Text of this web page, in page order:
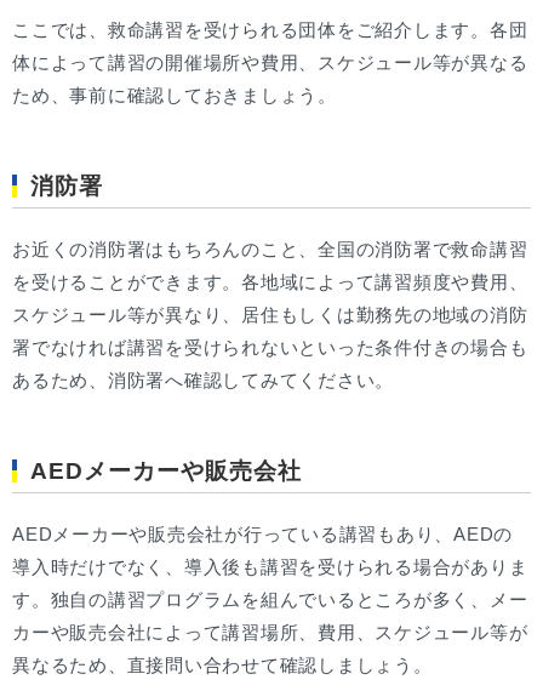
ここでは、救命講習を受けられる団体をご紹介します。各団
体によって講習の開催場所や費用、スケジュール等が異なる
ため、事前に確認しておきましょう。
消防署
お近くの消防署はもちろんのこと、全国の消防署で救命講習
を受けることができます。各地域によって講習頻度や費用、
スケジュール等が異なり、居住もしくは勤務先の地域の消防
署でなければ講習を受けられないといった条件付きの場合も
あるため、消防署へ確認してみてください。
AEDメーカーや販売会社
AEDメーカーや販売会社が行っている講習もあり、AEDの
導入時だけでなく、導入後も講習を受けられる場合がありま
す。独自の講習プログラムを組んでいるところが多く、メー
カーや販売会社によって講習場所、費用、スケジュール等が
異なるため、直接問い合わせて確認しましょう。